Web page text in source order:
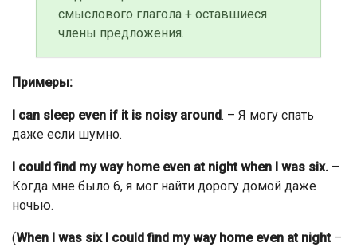
смыслового глагола + оставшиеся
члены предложения.
Примеры:
I can sleep even if it is noisy around. – Я могу спать
даже если шумно.
I could find my way home even at night when I was six. –
Когда мне было 6, я мог найти дорогу домой даже
ночью.
(When I was six I could find my way home even at night –